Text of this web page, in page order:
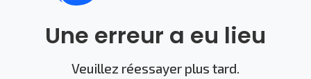
Une erreur a eu lieu
Veuillez réessayer plus tard.